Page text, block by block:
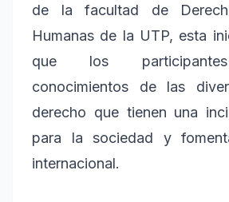
de la facultad de
Humanas de la UTP, esta
que los
conocimientos de las
derecho que tienen una
para la sociedad y
internacional.